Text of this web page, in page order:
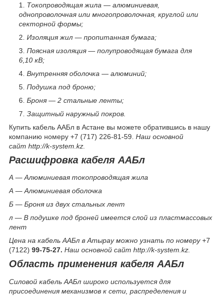
Токопроводящая жила — алюминиевая,
однопроволочная или многопроволочная, круглой или
секторной формы;
Изоляция жил — пропитанная бумага;
Поясная изоляция — полупроводящая бумага для
6,10 кВ;
Внутренняя оболочка — алюминий;
Подушка под броню;
Броня — 2 стальные ленты;
Защитный наружный покров.
Купить кабель ААБл в Астане вы можете обратившись в нашу
компанию номеру +7 (717) 226-81-59. Наш основной
сайт http://k-system.kz.
Расшифровка кабеля ААБл
А — Алюминиевая токопроводящая жила
А — Алюминиевая оболочка
Б — Броня из двух стальных лент
л — В подушке под броней имеется слой из пластмассовых
лент
Цена на кабель ААБл в Атырау можно узнать по номеру+7
(7122) 99-75-27. Наш основной сайт http://k-system.kz.
Область применения кабеля ААБл
Силовой кабель ААБл широко используется для
присоединения механизмов к сети, распределения и